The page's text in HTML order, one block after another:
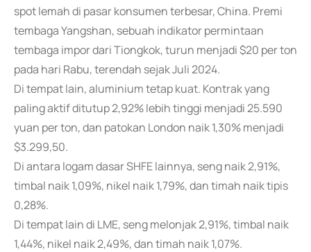
spot lemah di pasar konsumen terbesar, China. Premi
tembaga Yangshan, sebuah indikator permintaan
tembaga impor dari Tiongkok, turun menjadi $20 per ton
pada hari Rabu, terendah sejak Juli 2024.
Di tempat lain, aluminium tetap kuat. Kontrak yang
paling aktif ditutup 2,92% lebih tinggi menjadi 25.590
yuan per ton, dan patokan London naik 1,30% menjadi
$3.299,50.
Di antara logam dasar SHFE lainnya, seng naik 2,91%,
timbal naik 1,09%, nikel naik 1,79%, dan timah naik tipis
0,28%.
Di tempat lain di LME, seng melonjak 2,91%, timbal naik
1,44%, nikel naik 2,49%, dan timah naik 1,07%.